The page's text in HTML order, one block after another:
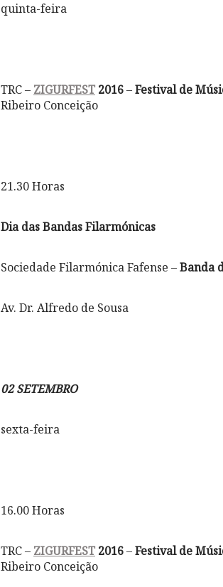
quinta-feira
TRC – ZIGURFEST 2016–Festival de
Ribeiro Conceição
21.30 Horas
Dia das Bandas Filarmónicas
Sociedade Filarmónica Fafense –Banda
Av. Dr. Alfredo de Sousa
02 SETEMBRO
sexta-feira
16.00 Horas
TRC – ZIGURFEST 2016–Festival de
Ribeiro Conceição